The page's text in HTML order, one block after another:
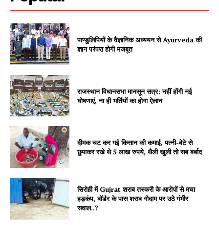
SUBSCRIBE NOW
Company
About
Contact us
Subscription Plans
My account
पाण्डुलिपियों के वैज्ञानिक अध्ययन से Ayurveda की
ज्ञान परंपरा होगी मजबूत
राजस्थान विधानसभा मानसून सत्र: नहीं होंगी नई
घोषणाएं, ना ही भर्तियों का होगा ऐलान
दीमक चट कर गई किसान की कमाई, पत्नी-बेटे से
छुपाकर रखे थे 5 लाख रुपये, थैली खुली तो सब बर्बाद
सिरोही में Gujrat शराब तस्करी के आरोपों से मचा
हड़कंप, बॉर्डर के पास शराब गोदाम पर उठे गंभीर
सवाल..?